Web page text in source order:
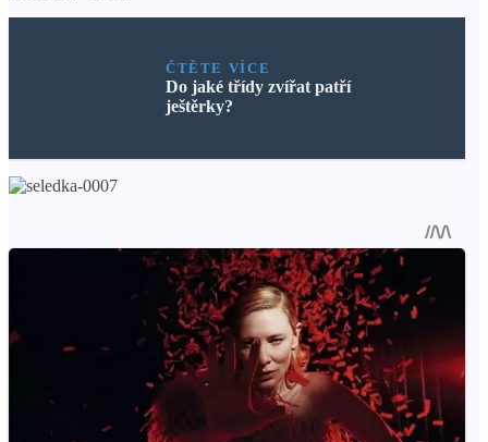
ČTĚTE VÍCE
Do jaké třídy zvířat patří
ještěrky?